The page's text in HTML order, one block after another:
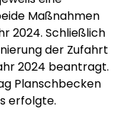
Maßnahmen
2024. Schließlich
der Zufahrt
2024 beantragt.
Planschbecken
erfolgte.